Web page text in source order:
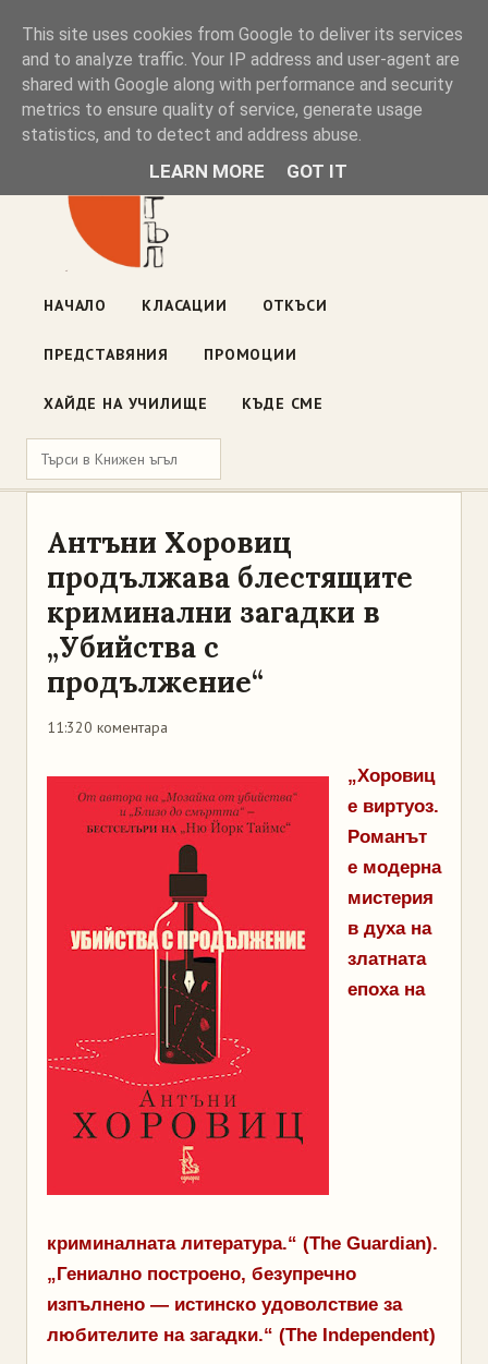
Книжен ъгъл
Блог на книжарницата — класации, откъси, нови книги
ул. „Оборище" 117, София· пон–пет 10:00–19:00 ·
НАЧАЛО КЛАСАЦИИ ОТКЪСИ
ПРЕДСТАВЯНИЯ ПРОМОЦИИ
ХАЙДЕ НА УЧИЛИЩЕ КЪДЕ СМЕ
Антъни Хоровиц
продължава блестящите
криминални загадки в
„Убийства с
продължение“
11:320 коментара
„Хоровиц
е виртуоз.
Романът
е модерна
мистерия
в духа на
златната
епоха на
криминалната литература.“ (The Guardian).
„Гениално построено, безупречно
изпълнено — истинско удоволствие за
любителите на загадки.“ (The Independent)
This site uses cookies from Google to deliver its services
and to analyze traffic. Your IP address and user-agent are
shared with Google along with performance and security
metrics to ensure quality of service, generate usage
statistics, and to detect and address abuse.
LEARN MORE GOT IT